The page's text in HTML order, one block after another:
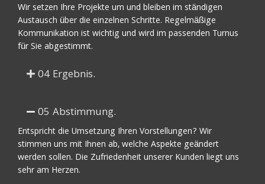
Wir setzen Ihre Projekte um und bleiben im ständigen
Austausch über die einzelnen Schritte. Regelmäßige
Kommunikation ist wichtig und wird im passenden Turnus
für Sie abgestimmt.
04 Ergebnis.
05 Abstimmung.
Entspricht die Umsetzung Ihren Vorstellungen? Wir
stimmen uns mit Ihnen ab, welche Aspekte geändert
werden sollen. Die Zufriedenheit unserer Kunden liegt uns
sehr am Herzen.